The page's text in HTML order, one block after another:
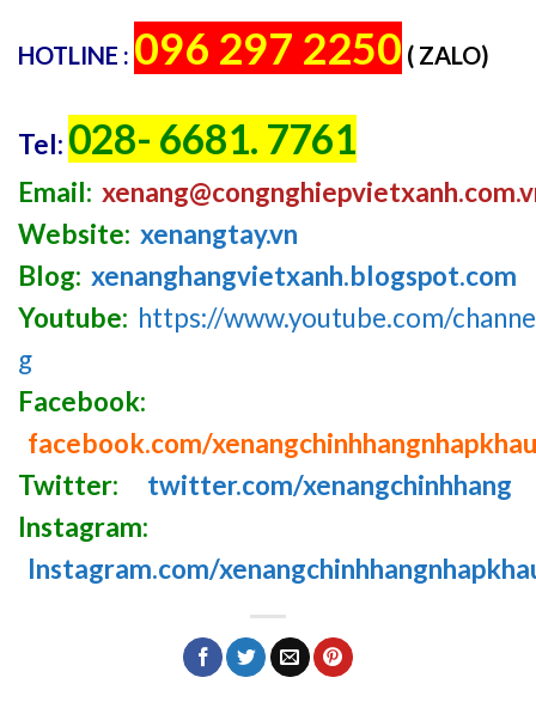
HOTLINE : 096 297 2250 ( ZALO)
Tel: 028- 6681. 7761
Email: xenang@congnghiepvietxanh.com.v
Website: xenangtay.vn
Blog: xenanghangvietxanh.blogspot.com
Youtube: https://www.youtube.com/
g
Facebook:
facebook.com/xenangchinhhangnhapkhau
Twitter:
twitter.com/xenangchinhhang
Instagram:
Instagram.com/